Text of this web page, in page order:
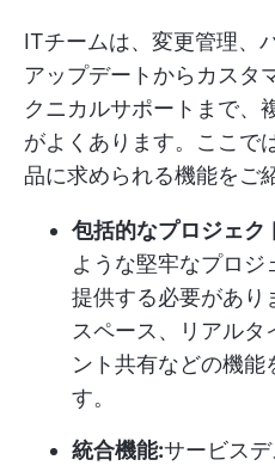
ITチームは、変更管理、
アップデートからカスタ
クニカルサポートまで、
がよくあります。ここで
品に求められる機能をご
包括的なプロジェク
ような堅牢なプロジ
提供する必要があり
スペース、リアルタ
ント共有などの機能
す。
統合機能:サービス